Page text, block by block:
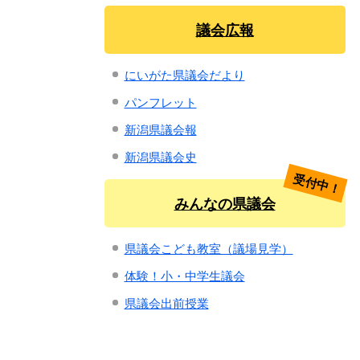
議会広報
にいがた県議会だより
パンフレット
新潟県議会報
新潟県議会史
みんなの県議会
受付中！
県議会こども教室（議場見学）
体験！小・中学生議会
県議会出前授業